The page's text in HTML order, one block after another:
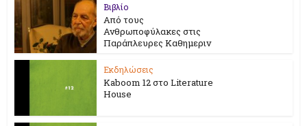
Βιβλίο
Από τους
Ανθρωποφύλακες στις
Παράπλευρες Καθημεριν
Εκδηλώσεις
Kaboom 12 στο Literature
House